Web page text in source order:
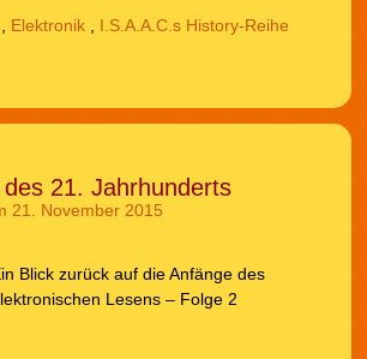
Elektronik, I.S.A.A.C.s History-Reihe
des 21. Jahrhunderts
21. November 2015
Blick zurück auf die Anfänge des
Lesens – Folge 2